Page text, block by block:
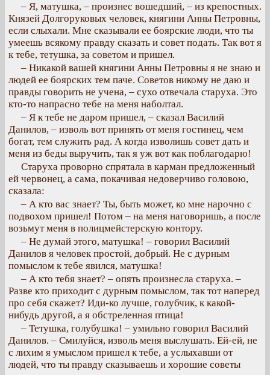
– Я, матушка, – произнес вошедший, – из крепостных.
Князей Долгоруковых человек, княгини Анны Петровны,
если слыхали. Мне сказывали ее боярские люди, что ты
умеешь всякому правду сказать и совет подать. Так вот я
к тебе, тетушка, за советом и пришел.
– Никакой вашей княгини Анны Петровны я не знаю и
людей ее боярских тем паче. Советов никому не даю и
правды говорить не учена, – сухо отвечала старуха. Это
кто-то напрасно тебе на меня наболтал.
– Я к тебе не даром пришел, – сказал Василий
Данилов, – изволь вот принять от меня гостинец, чем
богат, тем служить рад. А когда изволишь совет дать и
меня из беды выручить, так я уж вот как поблагодарю!
Старуха проворно спрятала в карман предложенный
ей червонец, а сама, покачивая недоверчиво головою,
сказала:
– А кто вас знает? Ты, быть может, ко мне нарочно с
подвохом пришел! Потом – на меня наговоришь, а после
возьмут меня в полицмейстерскую контору.
– Не думай этого, матушка! – говорил Василий
Данилов я человек простой, добрый. Не с дурным
помыслом к тебе явился, матушка!
– А кто тебя знает? – опять произнесла старуха. –
Разве кто приходит с дурным помыслом, так тот наперед
про себя скажет? Иди-ко лучше, голубчик, к какой-
нибудь другой, а я обстреленная птица!
– Тетушка, голубушка! – умильно говорил Василий
Данилов. – Смилуйся, изволь меня выслушать. Ей-ей, не
с лихим я умыслом пришел к тебе, а услыхавши от
людей, что ты правду сказываешь и хорошие советы